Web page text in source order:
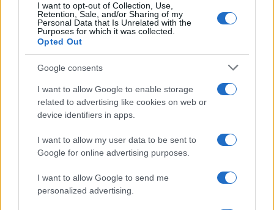
I want to opt-out of Collection, Use,
Retention, Sale, and/or Sharing of my
Personal Data that Is Unrelated with the
Purposes for which it was collected.
Opted Out
Google consents
I want to allow Google to enable storage
related to advertising like cookies on web or
device identifiers in apps.
I want to allow my user data to be sent to
Google for online advertising purposes.
I want to allow Google to send me
personalized advertising.